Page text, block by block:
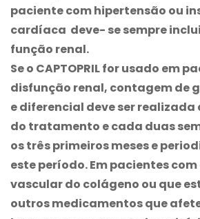
paciente com hipertensão ou
cardíaca deve- se sempre
função renal.
Se o CAPTOPRIL for usado em
disfunção renal, contagem de
e diferencial deve ser
do tratamento e cada duas
os três primeiros meses e
este período. Em pacientes
vascular do colágeno ou que
outros medicamentos que